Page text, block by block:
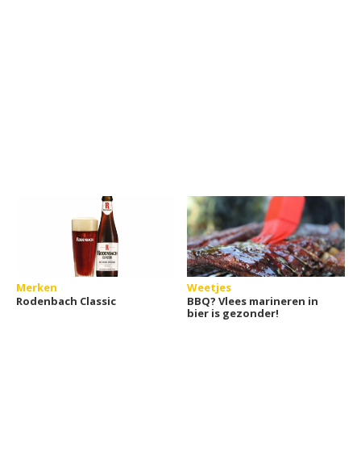
Merken
Rodenbach Classic
Weetjes
BBQ? Vlees marineren in
bier is gezonder!